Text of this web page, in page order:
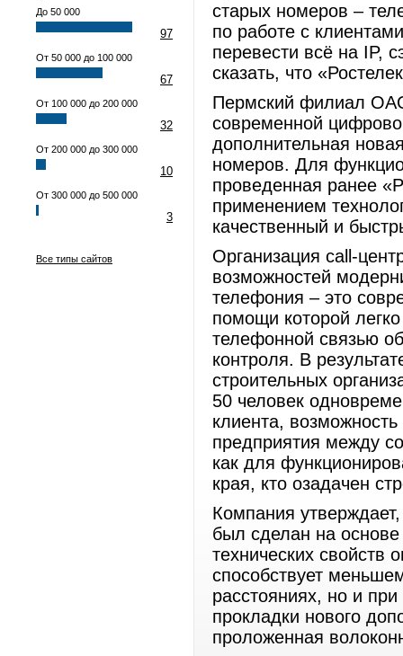
До 50 000
97
От 50 000 до 100 000
67
От 100 000 до 200 000
32
От 200 000 до 300 000
10
От 300 000 до 500 000
3
Все типы сайтов
старых номеров –
по работе с
перевести всё на IP,
сказать, что
Пермский филиал
современной
дополнительная
номеров. Для
проведенная ранее
применением
качественный и
Организация call-
возможностей
телефония – это
помощи которой
телефонной связью
контроля. В
строительных
50 человек
клиента,
предприятия между
как для
края, кто озадачен
Компания
был сделан на основе
технических свойств
способствует
расстояниях, но и
прокладки нового
проложенная